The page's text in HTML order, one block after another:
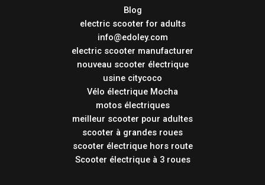
Blog
electric scooter for adults
info@edoley.com
electric scooter manufacturer
nouveau scooter électrique
usine citycoco
Vélo électrique Mocha
motos électriques
meilleur scooter pour adultes
scooter à grandes roues
scooter électrique hors route
Scooter électrique à 3 roues